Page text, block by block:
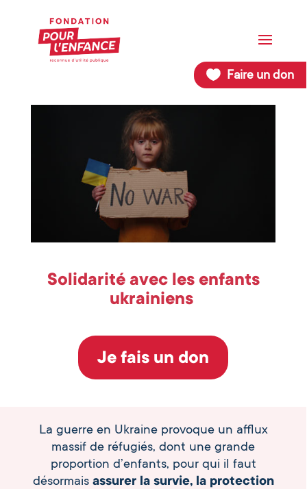
Faire un don
Solidarité avec les enfants
ukrainiens
Je fais un don
La guerre en Ukraine provoque un afflux
massif de réfugiés, dont une grande
proportion d’enfants, pour qui il faut
désormais assurer la survie, la protection